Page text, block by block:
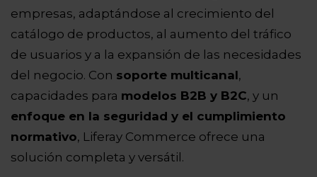
empresas, adaptándose al crecimiento del
catálogo de productos, al aumento del tráfico
de usuarios y a la expansión de las necesidades
del negocio. Con soporte multicanal,
capacidades para modelos B2B y B2C, y un
enfoque en la seguridad y el cumplimiento
normativo, Liferay Commerce ofrece una
solución completa y versátil.